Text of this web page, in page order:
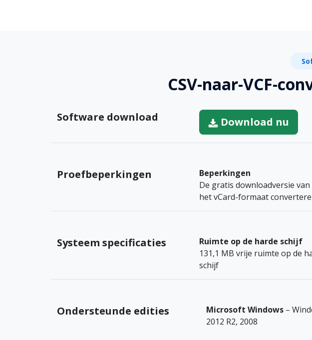
CSV-naar-VCF-
Software download Download nu
Proefbeperkingen
Beperkingen
De gratis downloadversie
het vCard-formaat
Systeem specificaties
Ruimte op de harde schijf
131,1 MB vrije ruimte op de
schijf
Ondersteunde edities Microsoft Windows –
2012 R2, 2008